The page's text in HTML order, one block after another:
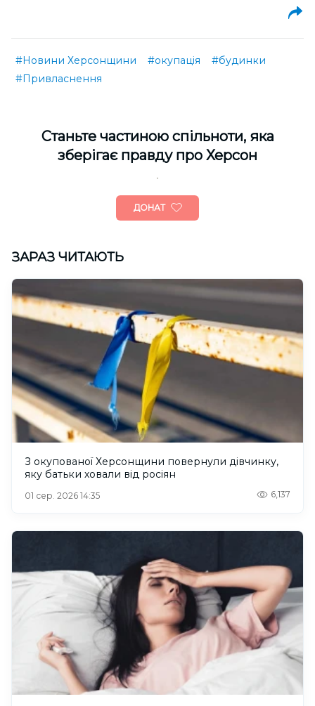
#Новини Херсонщини #окупація
#будинки
#Привласнення
Cтаньте частиною спільноти, яка
зберігає правду про Херсон
ДОНАТ
ЗАРАЗ ЧИТАЮТЬ
З окупованої Херсонщини повернули дівчинку,
яку батьки ховали від росіян
01 сер. 2026 14:35 6,137